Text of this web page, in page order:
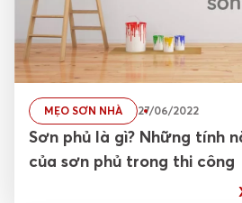
MẸO SƠN NHÀ 27/06/2022
Sơn phủ là gì? Những tính
của sơn phủ trong thi công